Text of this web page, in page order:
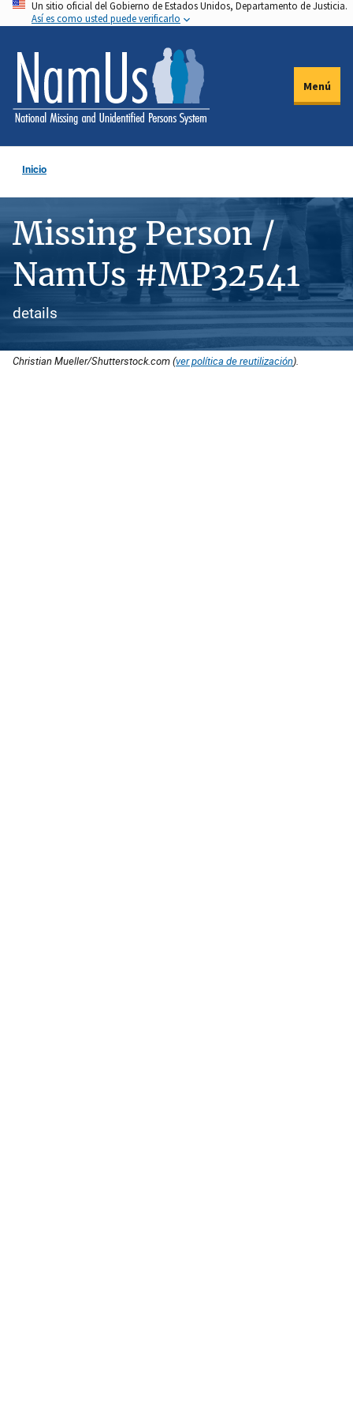
Pasar
al
contenido
principal
Un sitio oficial del Gobierno de Estados Unidos, Departamento de Justicia.
Así es como usted puede verificarlo
Menú
Inicio
Missing Person /
NamUs #MP32541
details
Christian Mueller/Shutterstock.com (ver política de reutilización).